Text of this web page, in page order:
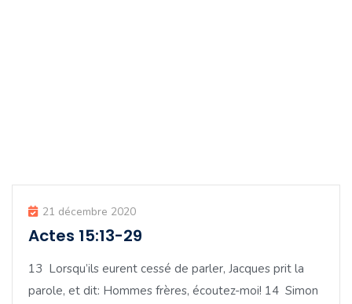
21 décembre 2020
Actes 15:13-29
13 Lorsqu’ils eurent cessé de parler, Jacques prit la
parole, et dit: Hommes frères, écoutez-moi! 14 Simon